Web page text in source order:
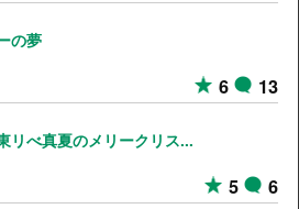
の夢
6 13
リべ真夏のメリークリス...
5 6